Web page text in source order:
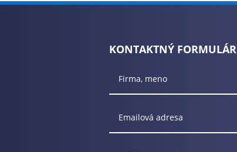
KONTAKTNÝ FORMULÁR